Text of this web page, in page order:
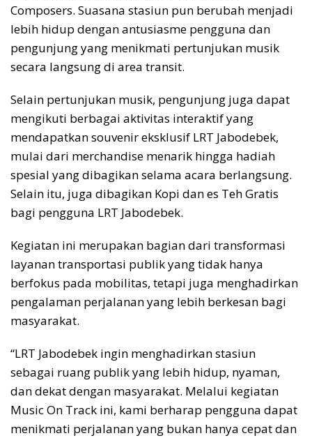
Composers. Suasana stasiun pun berubah menjadi
lebih hidup dengan antusiasme pengguna dan
pengunjung yang menikmati pertunjukan musik
secara langsung di area transit.
Selain pertunjukan musik, pengunjung juga dapat
mengikuti berbagai aktivitas interaktif yang
mendapatkan souvenir eksklusif LRT Jabodebek,
mulai dari merchandise menarik hingga hadiah
spesial yang dibagikan selama acara berlangsung.
Selain itu, juga dibagikan Kopi dan es Teh Gratis
bagi pengguna LRT Jabodebek.
Kegiatan ini merupakan bagian dari transformasi
layanan transportasi publik yang tidak hanya
berfokus pada mobilitas, tetapi juga menghadirkan
pengalaman perjalanan yang lebih berkesan bagi
masyarakat.
“LRT Jabodebek ingin menghadirkan stasiun
sebagai ruang publik yang lebih hidup, nyaman,
dan dekat dengan masyarakat. Melalui kegiatan
Music On Track ini, kami berharap pengguna dapat
menikmati perjalanan yang bukan hanya cepat dan